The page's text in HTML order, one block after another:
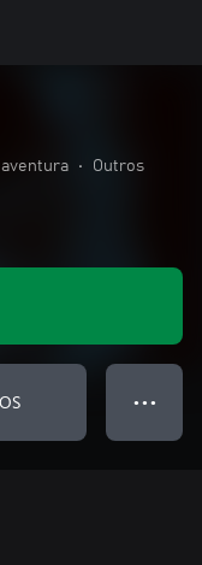
• Outros
● ● ●